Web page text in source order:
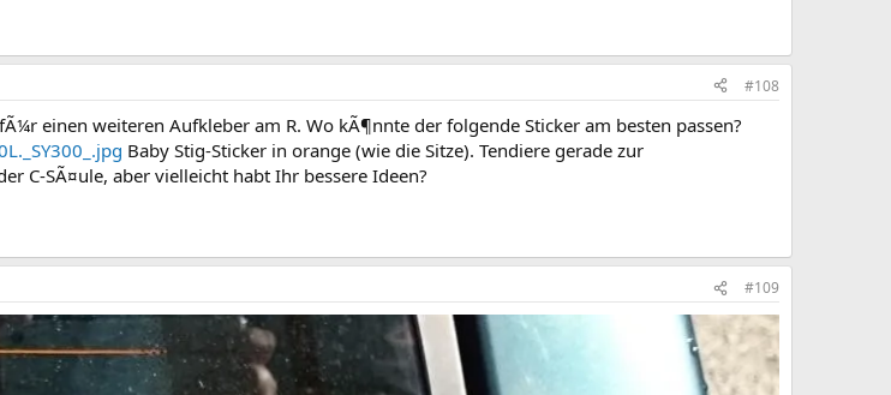
#108
einen weiteren Aufkleber am R. Wo kÃ¶nnte der folgende Sticker am besten passen?
Baby Stig-Sticker in orange (wie die Sitze). Tendiere gerade zur
C-SÃ¤ule, aber vielleicht habt Ihr bessere Ideen?
#109